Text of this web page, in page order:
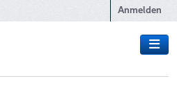
Anmelden